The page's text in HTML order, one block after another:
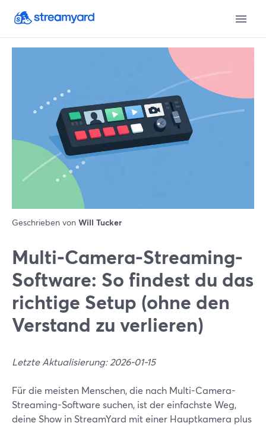
Geschrieben von Will Tucker
Multi‑Camera-Streaming-
Software: So findest du das
richtige Setup (ohne den
Verstand zu verlieren)
Letzte Aktualisierung: 2026-01-15
Für die meisten Menschen, die nach Multi-Camera-
Streaming-Software suchen, ist der einfachste Weg,
deine Show in StreamYard mit einer Hauptkamera plus